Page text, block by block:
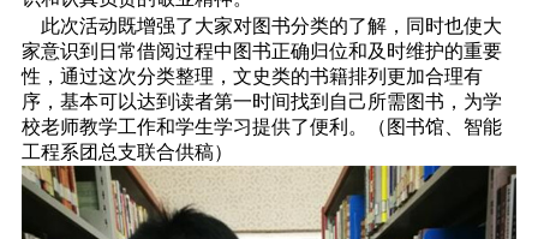
此次活动既增强了大家对图书分类的了解，同时也使大
家意识到日常借阅过程中图书正确归位和及时维护的重要
性，通过这次分类整理，文史类的书籍排列更加合理有
序，基本可以达到读者第一时间找到自己所需图书，为学
校老师教学工作和学生学习提供了便利。（图书馆、智能
工程系团总支联合供稿）